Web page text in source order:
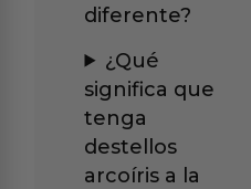
diferente?
¿Qué
significa que
tenga
destellos
arcoíris a la